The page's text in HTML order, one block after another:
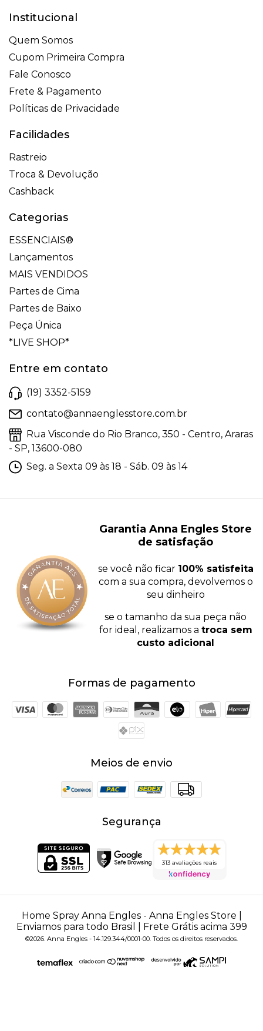
Institucional
Quem Somos
Cupom Primeira Compra
Fale Conosco
Frete & Pagamento
Políticas de Privacidade
Facilidades
Rastreio
Troca & Devolução
Cashback
Categorias
ESSENCIAIS®
Lançamentos
MAIS VENDIDOS
Partes de Cima
Partes de Baixo
Peça Única
*LIVE SHOP*
Entre em contato
(19) 3352-5159
contato@annaenglesstore.com.br
Rua Visconde do Rio Branco, 350 - Centro, Araras
- SP, 13600-080
Seg. a Sexta 09 às 18 - Sáb. 09 às 14
Garantia Anna Engles Store
de satisfação
se você não ficar 100% satisfeita
com a sua compra, devolvemos o
seu dinheiro
se o tamanho da sua peça não
for ideal, realizamos a troca sem
custo adicional
Formas de pagamento
Meios de envio
Segurança
313 avaliações reais
Home Spray Anna Engles- Anna Engles Store |
Enviamos para todo Brasil | Frete Grátis acima 399
©2026. Anna Engles - 14.129.344/0001-00. Todos os direitos reservados.